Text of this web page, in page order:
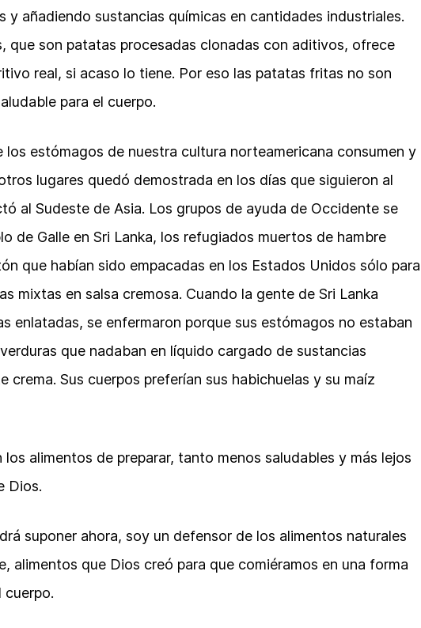
y añadiendo sustancias químicas en cantidades industriales.
que son patatas procesadas clonadas con aditivos, ofrece
real, si acaso lo tiene. Por eso las patatas fritas no son
para el cuerpo.
los estómagos de nuestra cultura norteamericana consumen y
lugares quedó demostrada en los días que siguieron al
al Sudeste de Asia. Los grupos de ayuda de Occidente se
de Galle en Sri Lanka, los refugiados muertos de hambre
que habían sido empacadas en los Estados Unidos sólo para
mixtas en salsa cremosa. Cuando la gente de Sri Lanka
enlatadas, se enfermaron porque sus estómagos no estaban
que nadaban en líquido cargado de sustancias
crema. Sus cuerpos preferían sus habichuelas y su maíz
los alimentos de preparar, tanto menos saludables y más lejos
Dios.
suponer ahora, soy un defensor de los alimentos naturales
alimentos que Dios creó para que comiéramos en una forma
cuerpo.